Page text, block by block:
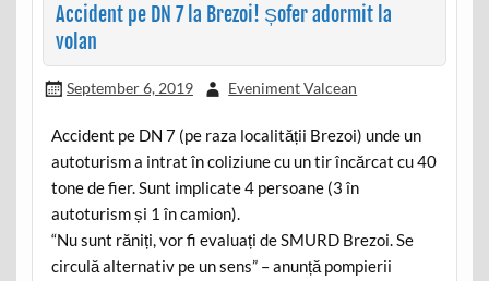
Accident pe DN 7 la Brezoi! Șofer adormit la
volan
September 6, 2019 Eveniment Valcean
Accident pe DN 7 (pe raza localității Brezoi) unde un
autoturism a intrat în coliziune cu un tir încărcat cu 40
tone de fier. Sunt implicate 4 persoane (3 în
autoturism și 1 în camion).
“Nu sunt răniți, vor fi evaluați de SMURD Brezoi. Se
circulă alternativ pe un sens” – anunță pompierii